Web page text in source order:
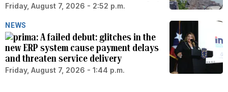
Friday, August 7, 2026 - 2:52 p.m.
NEWS
A failed debut: glitches in the
new ERP system cause payment delays
and threaten service delivery
Friday, August 7, 2026 - 1:44 p.m.